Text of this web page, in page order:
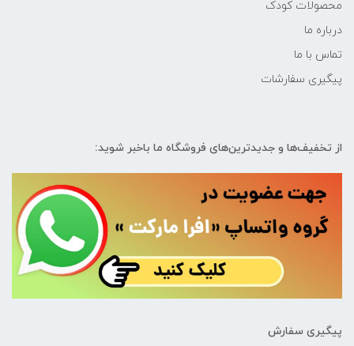
محصولات کودک
درباره ما
تماس با ما
پیگیری سفارشات
از تخفیف‌ها و جدیدترین‌های فروشگاه ما باخبر شوید:
پیگیری سفارش